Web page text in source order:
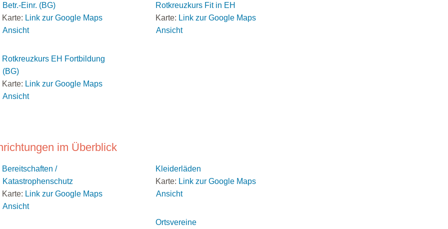
Betr.-Einr. (BG)
Karte: Link zur Google Maps
Ansicht
Rotkreuzkurs EH Fortbildung
(BG)
Karte: Link zur Google Maps
Ansicht
Rotkreuzkurs Fit in EH
Karte: Link zur Google Maps
Ansicht
im Überblick
Bereitschaften /
Katastrophenschutz
Karte: Link zur Google Maps
Ansicht
Kleiderläden
Karte: Link zur Google Maps
Ansicht
Ortsvereine